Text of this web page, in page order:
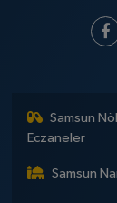
Samsun
Eczaneler
Samsun